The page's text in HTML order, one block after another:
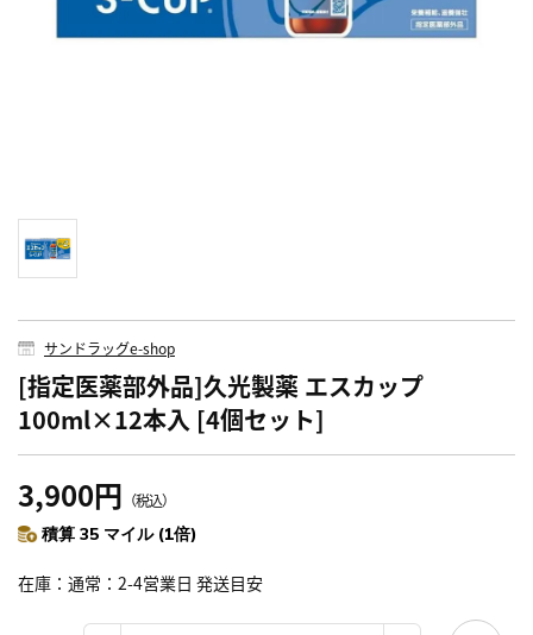
サンドラッグe-shop
[指定医薬部外品]久光製薬 エスカップ
100ml×12本入 [4個セット]
3,900円 （税込）
積算 35 マイル (1倍)
在庫 通常：2-4営業日 発送目安